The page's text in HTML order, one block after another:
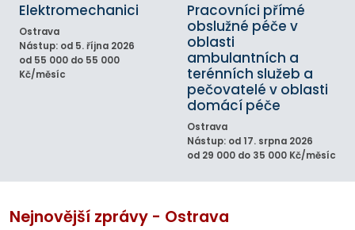
Elektromechanici
Ostrava
Nástup: od 5. října 2026
od 55 000 do 55 000
Kč/měsíc
Pracovníci přímé
obslužné péče v
oblasti
ambulantních a
terénních služeb a
pečovatelé v oblasti
domácí péče
Ostrava
Nástup: od 17. srpna 2026
od 29 000 do 35 000 Kč/měsíc
Nejnovější zprávy - Ostrava